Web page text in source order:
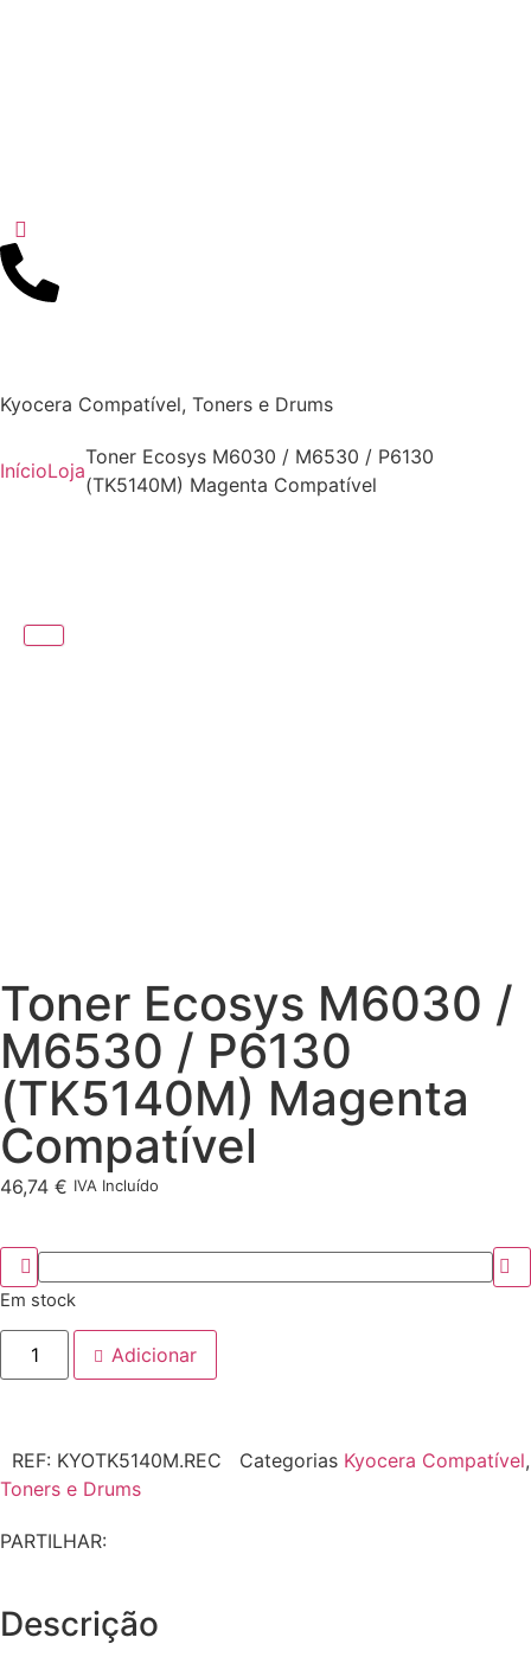
Kyocera Compatível, Toners e Drums
InícioLoja
Toner Ecosys M6030 / M6530 / P6130
(TK5140M) Magenta Compatível
Toner Ecosys M6030 /
M6530 / P6130
(TK5140M) Magenta
Compatível
46,74 € IVA Incluído
Em stock
Adicionar
REF: KYOTK5140M.REC Categorias Kyocera Compatível,
Toners e Drums
PARTILHAR:
Descrição